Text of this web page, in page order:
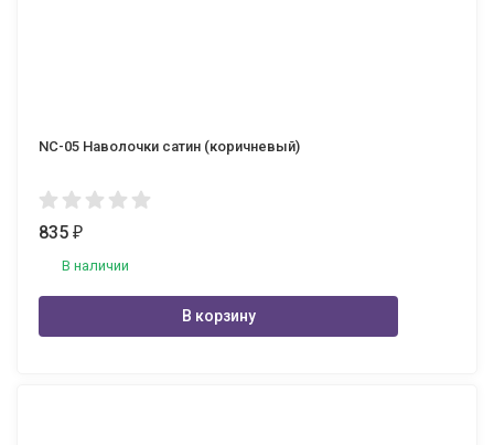
NC-05 Наволочки сатин (коричневый)
835₽
В наличии
В корзину